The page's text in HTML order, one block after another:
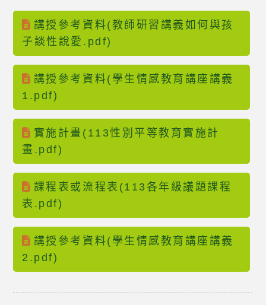
講授參考資料(教師研習講義如何與孩
子談性說愛.pdf)
講授參考資料(學生情感教育講座講義
1.pdf)
實施計畫(113性別平等教育實施計
畫.pdf)
課程表或流程表(113各年級議題課程
表.pdf)
講授參考資料(學生情感教育講座講義
2.pdf)